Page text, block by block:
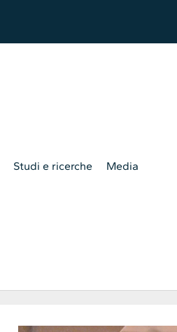
Studi e ricerche Media